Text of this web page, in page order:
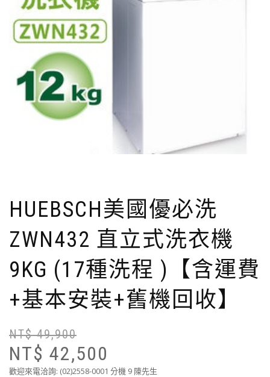
HUEBSCH美國優必洗
ZWN432 直立式洗衣機
9KG (17種洗程 )【含運費
+基本安裝+舊機回收】
NT$49,900
NT$ 42,500
歡迎來電洽詢: (02)2558-0001 分機 9 陳先生